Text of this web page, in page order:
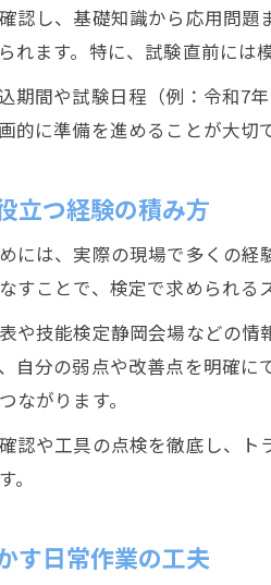
合格率と発
配管工
配管工
技能検
配管工
認し、基礎知識から応用問
れます。特に、試験直前には
期間や試験日程（例：令和7
的に準備を進めることが大切で
立つ経験の積み方
には、実際の現場で多くの
すことで、検定で求められる
や技能検定静岡会場などの
自分の弱点や改善点を明確
ながります。
認や工具の点検を徹底し、
す日常作業の工夫